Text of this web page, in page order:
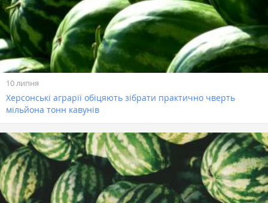
10 липня
Херсонські аграрії обіцяють зібрати практично чверть
мільйона тонн кавунів